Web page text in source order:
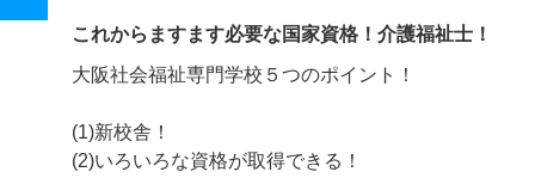
これからますます必要な国家資格！介護福祉士！
大阪社会福祉専門学校５つのポイント！
(1)新校舎！
(2)いろいろな資格が取得できる！